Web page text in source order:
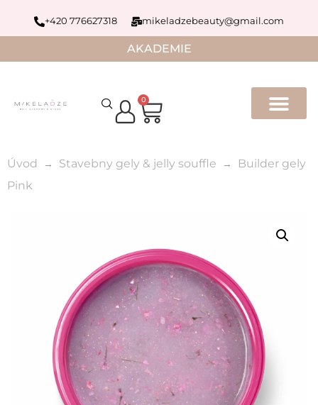
+420 776627318 mikeladzebeauty@gmail.com
AKADEMIE
0
Úvod Stavebny gely & jelly souffle
Builder gely
Pink